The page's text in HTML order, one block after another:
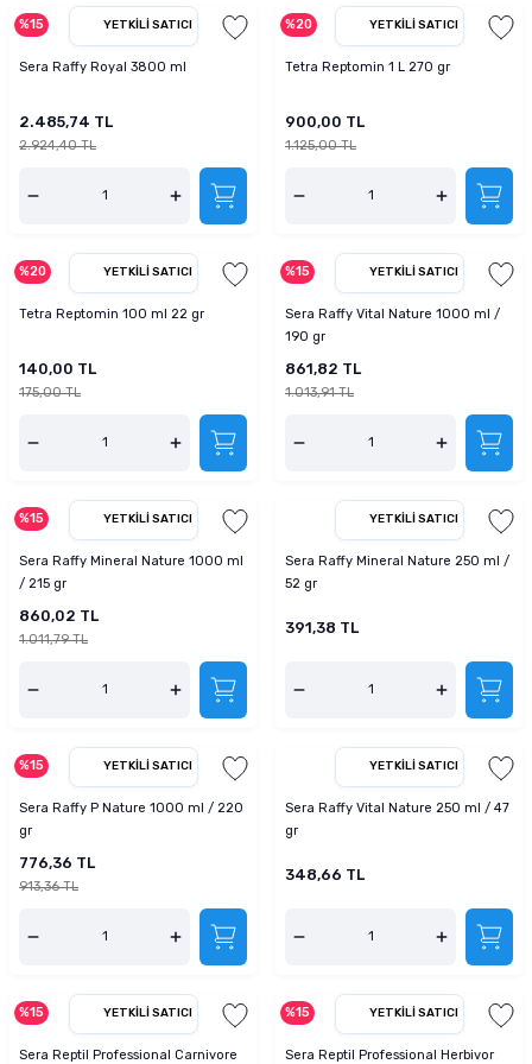
%15 YETKILI SATICI
Sera Raffy Royal 3800 ml
2.485,74 TL
2.924,40 TL
%20 YETKILI SATICI
Tetra Reptomin 1 L 270 gr
900,00 TL
1.125,00 TL
%20 YETKILI SATICI
Tetra Reptomin 100 ml 22 gr
140,00 TL
175,00 TL
%15 YETKILI SATICI
Sera Raffy Vital Nature 1000 ml /
190 gr
861,82 TL
1.013,91 TL
%15 YETKILI SATICI
Sera Raffy Mineral Nature 1000 ml
/ 215 gr
860,02 TL
1.011,79 TL
YETKILI SATICI
Sera Raffy Mineral Nature 250 ml /
52 gr
391,38 TL
%15 YETKILI SATICI
Sera Raffy P Nature 1000 ml / 220
gr
776,36 TL
913,36 TL
YETKILI SATICI
Sera Raffy Vital Nature 250 ml / 47
gr
348,66 TL
%15 YETKILI SATICI
Sera Reptil Professional Carnivore
%15 YETKILI SATICI
Sera Reptil Professional Herbivor